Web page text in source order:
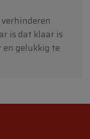
is dat klaar is
en gelukkig te